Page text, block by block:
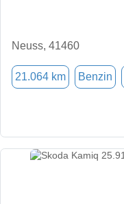
Neuss, 41460
21.064 km Benzin